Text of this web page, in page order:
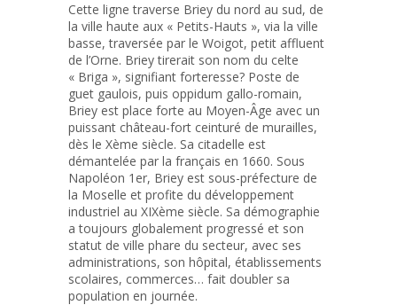
Cette ligne traverse Briey du nord au sud, de
la ville haute aux « Petits-Hauts », via la ville
basse, traversée par le Woigot, petit affluent
de l’Orne. Briey tirerait son nom du celte
« Briga », signifiant forteresse? Poste de
guet gaulois, puis oppidum gallo-romain,
Briey est place forte au Moyen-Âge avec un
puissant château-fort ceinturé de murailles,
dès le Xème siècle. Sa citadelle est
démantelée par la français en 1660. Sous
Napoléon 1er, Briey est sous-préfecture de
la Moselle et profite du développement
industriel au XIXème siècle. Sa démographie
a toujours globalement progressé et son
statut de ville phare du secteur, avec ses
administrations, son hôpital, établissements
scolaires, commerces… fait doubler sa
population en journée.